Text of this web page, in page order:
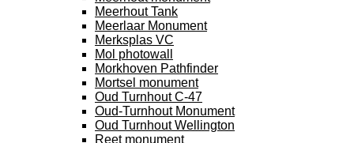
Meerhout Tank
Meerlaar Monument
Merksplas VC
Mol photowall
Morkhoven Pathfinder
Mortsel monument
Oud Turnhout C-47
Oud-Turnhout Monument
Oud Turnhout Wellington
Reet monument